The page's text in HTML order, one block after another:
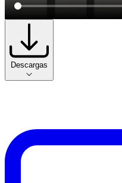
Descargas